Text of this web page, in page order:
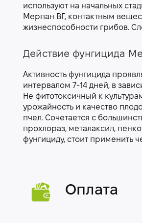
используют на начальных
Мерпан ВГ, контактным
жизнеспособности грибов.
Действие фунгицида
Активность фунгицида
интервалом 7-14 дней, в
Не фитотоксичный к
урожайность и качество
пчел. Сочетается с
прохлораз, металаксил,
фунгициду, стоит применить
Оплата